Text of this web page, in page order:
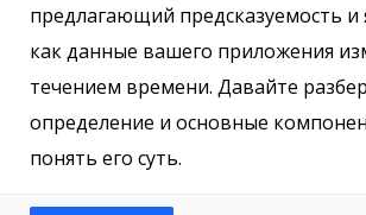
предлагающий предсказуемость и
как данные вашего приложения
течением времени. Давайте
определение и основные
понять его суть.